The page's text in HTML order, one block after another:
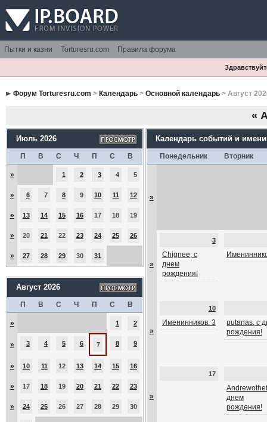
Пытки и казни Torturesru.com Правила форума
Форум Torturesru.com > Календарь> Основной календарь> Август
«
Июль 2026
П В С Ч П С В
» 1 2 3 4 5
» 6 7 8 9 10 11 12
» 13 14 15 16 17 18 19
» 20 21 22 23 24 25 26
» 27 28 29 30 31
Август 2026
П В С Ч П С В
» 1 2
» 3 4 5 6 7 8 9
» 10 11 12 13 14 15 16
» 17 18 19 20 21 22 23
» 24 25 26 27 28 29 30
Календарь событий и
Понедельник Вторник
»
»
3
Chignee, с
днем
рождения!
»
10
Именинников: 3
putanas, с
рождения!
»
17
днем
рождения!